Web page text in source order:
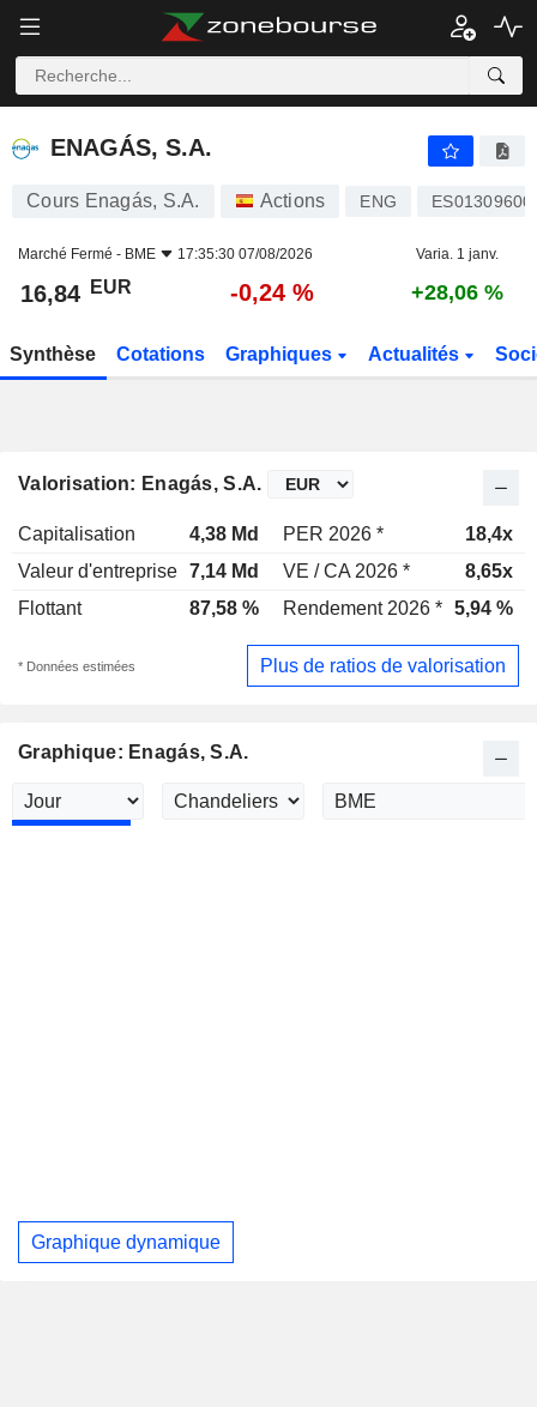
ENAGÁS, S.A.
ENAGÁS, S.A.
Cours Enagás, S.A. Actions ENG
Marché Fermé - BME 17:35:30 07/08/2026 Varia. 1 janv.
16,84 EUR -0,24 % +28,06 %
Synthèse Cotations Graphiques Actualités
Valorisation: Enagás, S.A.
Capitalisation 4,38 Md PER 2026 *
18,4x
Valeur d'entreprise 7,14 Md VE / CA 2026 *
8,65x
Flottant
87,58 % Rendement 2026 * 5,94 %
* Données estimées Plus de ratios de valorisation
Graphique: Enagás, S.A.
Graphique dynamique